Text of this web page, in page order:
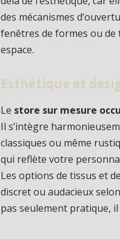
des mécanismes
fenêtres de formes ou de
espace.
Esthétique et
Le store sur mesure
Il s’intègre
classiques ou même
qui reflète votre
Les options de tissus et
discret ou audacieux
pas seulement pratique,